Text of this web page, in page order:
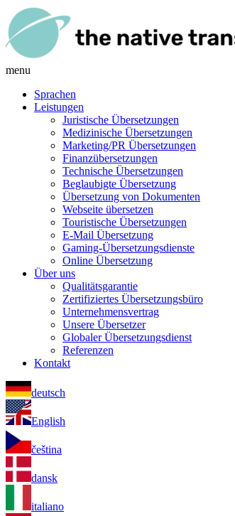
menu
Sprachen
Leistungen
Juristische Übersetzungen
Medizinische Übersetzungen
Marketing/PR Übersetzungen
Finanzübersetzungen
Technische Übersetzungen
Beglaubigte Übersetzung
Übersetzung von Dokumenten
Webseite übersetzen
Touristische Übersetzungen
E-Mail Übersetzung
Gaming-Übersetzungsdienste
Online Übersetzung
Über uns
Qualitätsgarantie
Zertifiziertes Übersetzungsbüro
Unternehmensvertrag
Unsere Übersetzer
Globaler Übersetzungsdienst
Referenzen
Kontakt
deutsch
English
čeština
dansk
italiano